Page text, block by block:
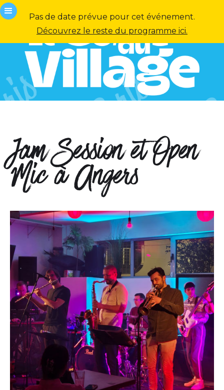
Pas de date prévue pour cet événement.
Découvrez le reste du programme ici.
Jam Session et Open
Mic à Angers